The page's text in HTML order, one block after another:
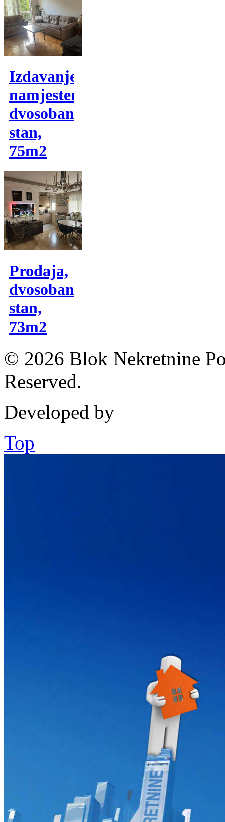
Izdavanje,
namjesten
dvosoban
stan,
75m2
Prodaja,
dvosoban
stan,
73m2
© 2026 Blok Nekretnine
Reserved.
Developed by
Top